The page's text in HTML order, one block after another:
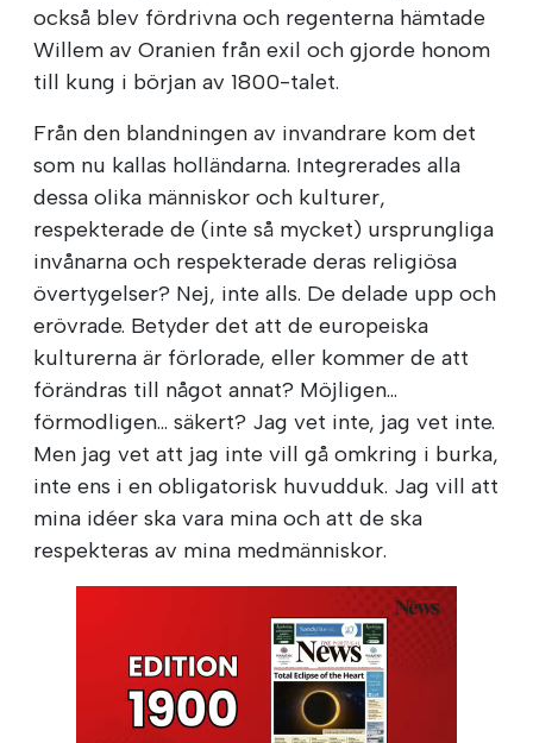
också blev fördrivna och regenterna hämtade
Willem av Oranien från exil och gjorde honom
till kung i början av 1800-talet.
Från den blandningen av invandrare kom det
som nu kallas holländarna. Integrerades alla
dessa olika människor och kulturer,
respekterade de (inte så mycket) ursprungliga
invånarna och respekterade deras religiösa
övertygelser? Nej, inte alls. De delade upp och
erövrade. Betyder det att de europeiska
kulturerna är förlorade, eller kommer de att
förändras till något annat? Möjligen...
förmodligen... säkert? Jag vet inte, jag vet inte.
Men jag vet att jag inte vill gå omkring i burka,
inte ens i en obligatorisk huvudduk. Jag vill att
mina idéer ska vara mina och att de ska
respekteras av mina medmänniskor.